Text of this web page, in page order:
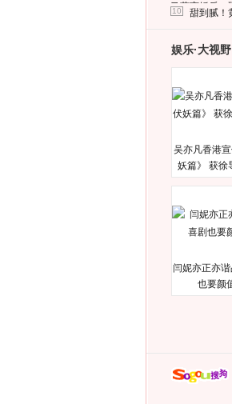
马蓉离婚后，
10 甜到腻！
娱乐·大视野
吴亦凡香港
妖篇》 获徐
闫妮亦正亦
也要颜